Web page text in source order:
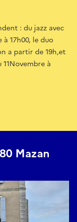
: du jazz avec
17h00, le duo
a partir de 19h,et
à
Mazan